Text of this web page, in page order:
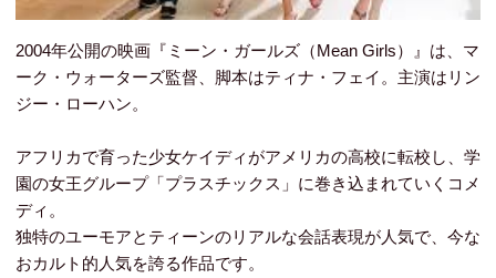
2004年公開の映画『ミーン・ガールズ（Mean Girls）』は、マ
ーク・ウォーターズ監督、脚本はティナ・フェイ。主演はリン
ジー・ローハン。
アフリカで育った少女ケイディがアメリカの高校に転校し、学
園の女王グループ「プラスチックス」に巻き込まれていくコメ
ディ。
独特のユーモアとティーンのリアルな会話表現が人気で、今な
おカルト的人気を誇る作品です。